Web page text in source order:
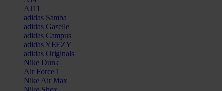
AJ11
adidas Samba
adidas Gazelle
adidas Campus
adidas YEEZY
adidas Originals
Nike Dunk
Air Force 1
Nike Air Max
Nike Shox